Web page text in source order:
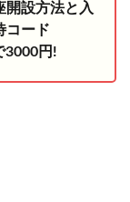
開設方法と入
コード
3000円!